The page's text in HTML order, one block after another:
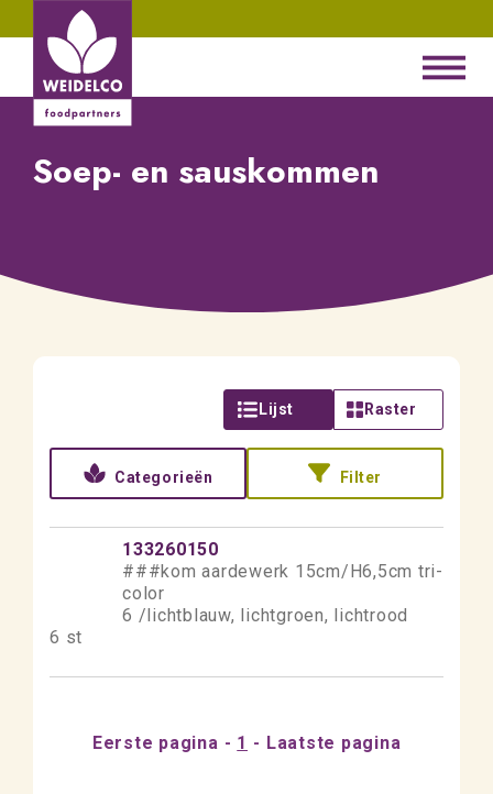
Soep- en sauskommen
Lijst Raster
Categorieën Filter
133260150
###kom aardewerk 15cm/H6,5cm tri-
color
6 /lichtblauw, lichtgroen, lichtrood
6 st
Eerste pagina 1 Laatste pagina